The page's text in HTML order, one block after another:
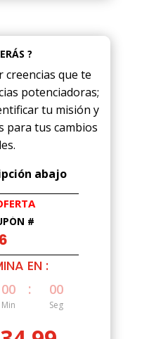
?
creencias que te
potenciadoras;
tu misión y
para tus cambios
abajo
#
EN :
00
Min
: 00
Seg